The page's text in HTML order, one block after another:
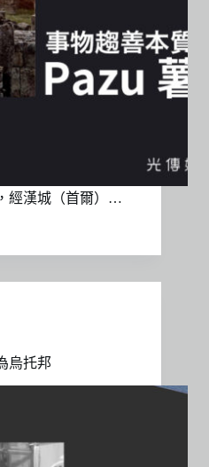
經漢城（首爾）…
烏托邦